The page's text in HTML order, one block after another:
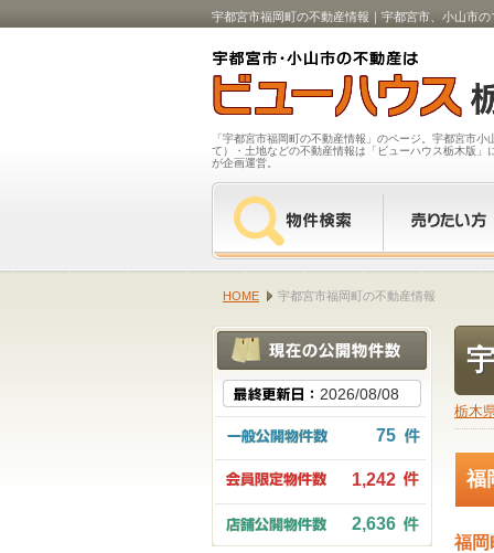
宇都宮市福岡町の不動産情報｜宇都宮市、小山市
「宇都宮市福岡町の不動産情報」のページ。宇都宮市
て）・土地などの不動産情報は「ビューハウス栃木版」
が企画運営。
HOME 宇都宮市福岡町の不動産情報
栃木
福
福岡
2026/08/08
75
1,242
2,636